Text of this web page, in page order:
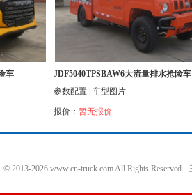
车
JDF5040TPSBAW6大流量排水抢险车
参数配置 车型图片
报价： 暂无报价
© 2013-2026 www.cn-truck.com All Rights Reserved.